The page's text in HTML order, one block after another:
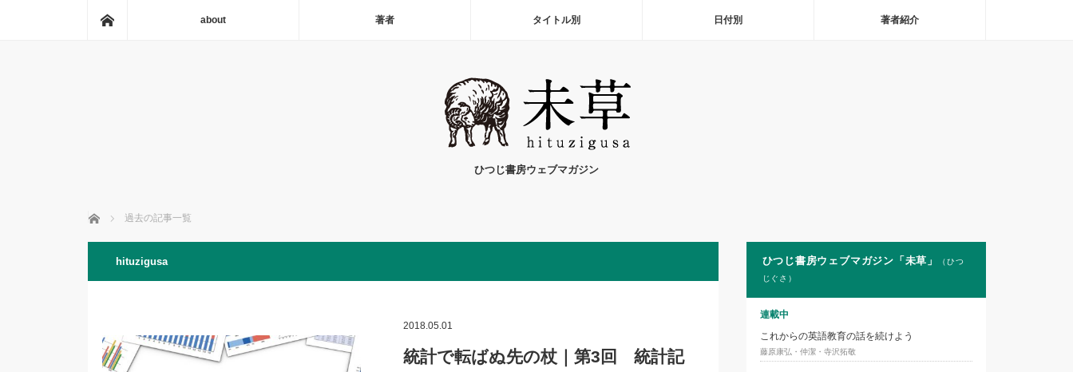
about 著者 タイトル別 日付別 著者紹介
ひつじ書房ウェブマガジン
ホーム 過去の記事一覧
hituzigusa
2018.05.01
統計で転ばぬ先の杖｜第3回 統計記
ひつじ書房ウェブマガジン「未草」
（ひつ
じぐさ）
連載中
これからの英語教育の話を続けよう
藤原康弘・仲潔・寺沢拓敬